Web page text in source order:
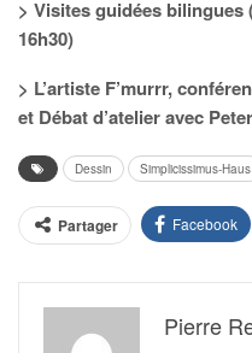
> Visites guidées bilingues
16h30)
> L’artiste F’murrr,
et Débat d’atelier avec
Dessin Simplicissimus-Haus
Partager Facebook
Pierre